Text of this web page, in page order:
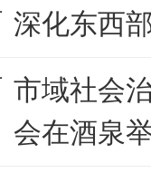
深化东西
市域社会
会在酒泉